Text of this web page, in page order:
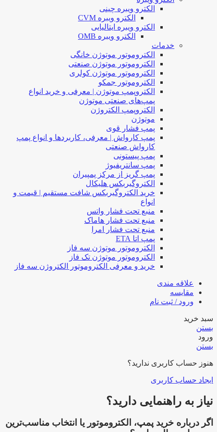
الکترو ویبره چینی
الکترو ویبره CVM
الکترو ویبره ایتالیایی
الکترو ویبره OMB
خدمات
الکتروموتور موتوژن خانگی
الکتروموتور موتوژن صنعتی
الکتروموتور موتوژن کولری
الکتروموتور جمکو
الکتروپمپ موتوژن | معرفی و خرید انواع
پمپ‌های صنعتی موتوژن
الکتروپمپ الکتروژن
موتوژن
پمپ فشار قوی
پمپ کارواش | معرفی، کاربردها و انواع پمپ
کارواش صنعتی
پمپ پیستونی
پمپ سانتریفیوژ
پمپ گریز از مرکز پمپیران
الکتروگیربکس هلیکال
خرید الکتروگیربکس شافت مستقیم | قیمت و
انواع
منبع تحت فشار واتس
منبع تحت فشار هاماک
منبع تحت فشار امرا
پمپ اتا ETA
الکتروموتور موتوژن سه فاز
الکتروموتور موتوژن تک فاز
خرید و معرفی الکتروموتور الکتروژن سه فاز
علاقه مندی
مقایسه
ورود / ثبت نام
سبد خرید
بستن
ورود
بستن
هنوز حساب کاربری ندارید؟
ایجاد حساب کاربری
نیاز به راهنمایی دارید؟
اگر درباره خرید پمپ، الکتروموتور یا انتخاب مناسب‌ترین